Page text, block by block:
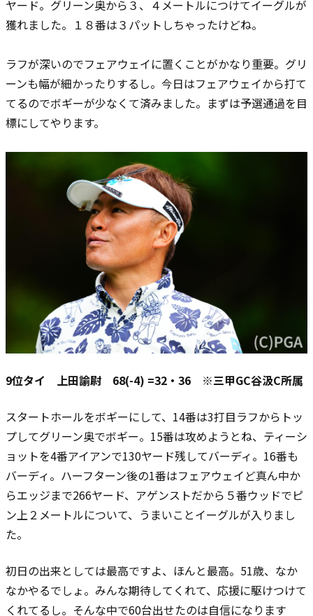
ヤード。グリーン奥から３、４メートルにつけてイーグルが
獲れました。１８番は３パットしちゃったけどね。
ラフが深いのでフェアウェイに置くことがかなり重要。グリ
ーンも幅が細かったりするし。今日はフェアウェイから打て
てるのでボギーが少なくて済みました。 まずは予選通過を目
標にしてやります。
9位タイ 上田諭尉 68(-4) =32・36 ※三甲GC谷汲C所属
スタートホールをボギーにして、14番は3打目ラフからトッ
プしてグリーン奥でボギー。15番は攻めようとね、ティーシ
ョットを4番アイアンで130ヤード残してバーディ。16番も
バーディ。ハーフターン後の1番はフェアウェイど真ん中か
らエッジまで266ヤード、アゲンストだから５番ウッドでピ
ン上２メートルについて、うまいことイーグルが入りまし
た。
初日の出来としては最高ですよ、ほんと最高。51歳、なか
なかやるでしょ。みんな期待してくれて、応援に駆けつけて
くれてるし。そんな中で60台出せたのは自信になります